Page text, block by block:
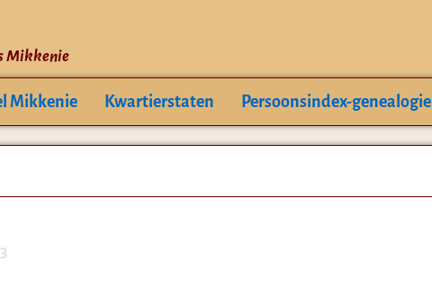
Mikkenie
Mikkenie Kwartierstaten Persoonsindex-genealogie